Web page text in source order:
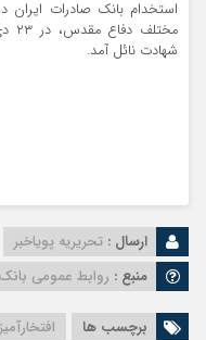
استخدام بانک صادرات
شهادت نائل آمد.
ارسال : تحریریه پویاخبر
منبع : روابط عمومی
برچسب ها افتخارآمیز